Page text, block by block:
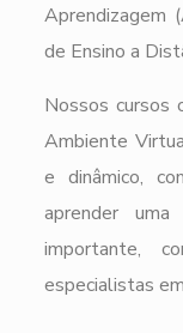
Aprendizagem
de Ensino a
Nossos cursos
Ambiente
e dinâmico,
aprender
importante,
especialistas